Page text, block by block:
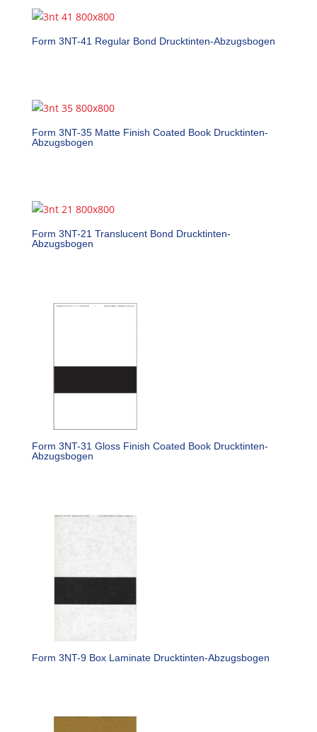
Form 3NT-41 Regular Bond Drucktinten-Abzugsbogen
Form 3NT-35 Matte Finish Coated Book Drucktinten-
Abzugsbogen
Form 3NT-21 Translucent Bond Drucktinten-
Abzugsbogen
Form 3NT-31 Gloss Finish Coated Book Drucktinten-
Abzugsbogen
Form 3NT-9 Box Laminate Drucktinten-Abzugsbogen